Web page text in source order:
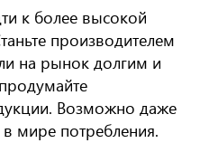
к более высокой
производителем
на рынок долгим и
Возможно даже
мире потребления.